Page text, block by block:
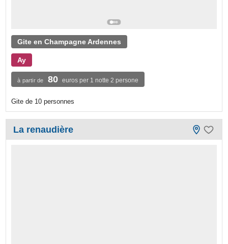
Gite en Champagne Ardennes
Ay
à partir de 80 euros per 1 notte 2 persone
Gite de 10 personnes
La renaudière